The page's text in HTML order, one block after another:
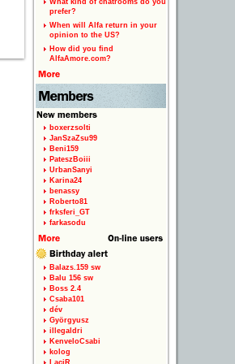
What kind of chatrooms do you
prefer?
When will Alfa return in your
opinion to the US?
How did you find
AlfaAmore.com?
boxerzsolti
JanSzaZsu99
Beni159
PateszBoiii
UrbanSanyi
Karina24
benassy
Roberto81
frksferi_GT
farkasodu
Balazs.159 sw
Balu 156 sw
Boss 2.4
Csaba101
dév
Györgyusz
illegaldri
KenveloCsabi
kolog
LaciR